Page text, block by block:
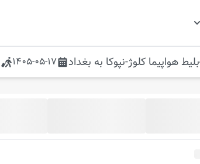
بلیط هواپیما کلوژ-نپوکا به بغداد 1405-05-17